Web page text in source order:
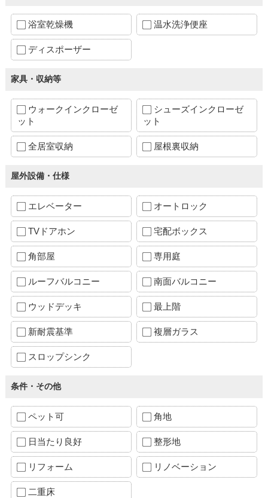
浴室乾燥機 温水洗浄便座
ディスポーザー
家具・収納等
ウォークインクローゼ
ット
シューズインクローゼ
ット
全居室収納 屋根裏収納
屋外設備・仕様
エレベーター オートロック
TVドアホン 宅配ボックス
角部屋 専用庭
ルーフバルコニー 南面バルコニー
ウッドデッキ 最上階
新耐震基準 複層ガラス
スロップシンク
条件・その他
ペット可 角地
日当たり良好 整形地
リフォーム リノベーション
二重床